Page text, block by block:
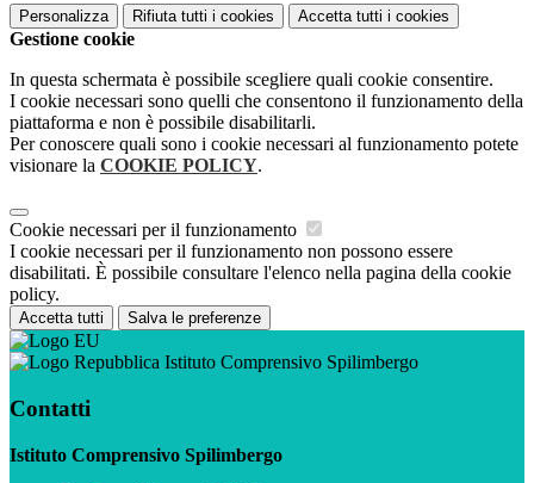
Personalizza Rifiuta tutti i cookies Accetta tutti i cookies
Gestione cookie
In questa schermata è possibile scegliere quali cookie consentire.
I cookie necessari sono quelli che consentono il funzionamento della
piattaforma e non è possibile disabilitarli.
Per conoscere quali sono i cookie necessari al funzionamento potete
visionare la COOKIE POLICY.
Cookie necessari per il funzionamento
I cookie necessari per il funzionamento non possono essere
disabilitati. È possibile consultare l'elenco nella pagina della cookie
policy.
Accetta tutti Salva le preferenze
Istituto Comprensivo Spilimbergo
Contatti
Istituto Comprensivo Spilimbergo